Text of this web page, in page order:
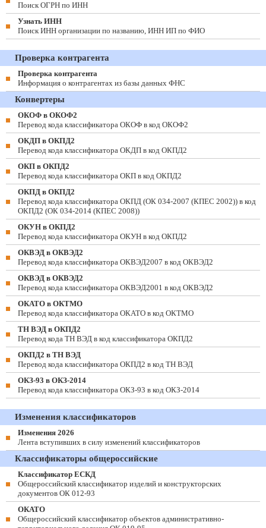
Поиск ОГРН по ИНН
Узнать ИНН
Поиск ИНН организации по названию, ИНН ИП по ФИО
Проверка контрагента
Проверка контрагента
Информация о контрагентах из базы данных ФНС
Конвертеры
ОКОФ в ОКОФ2
Перевод кода классификатора ОКОФ в код ОКОФ2
ОКДП в ОКПД2
Перевод кода классификатора ОКДП в код ОКПД2
ОКП в ОКПД2
Перевод кода классификатора ОКП в код ОКПД2
ОКПД в ОКПД2
Перевод кода классификатора ОКПД (ОК 034-2007 (КПЕС 2002)) в код
ОКПД2 (ОК 034-2014 (КПЕС 2008))
ОКУН в ОКПД2
Перевод кода классификатора ОКУН в код ОКПД2
ОКВЭД в ОКВЭД2
Перевод кода классификатора ОКВЭД2007 в код ОКВЭД2
ОКВЭД в ОКВЭД2
Перевод кода классификатора ОКВЭД2001 в код ОКВЭД2
ОКАТО в ОКТМО
Перевод кода классификатора ОКАТО в код ОКТМО
ТН ВЭД в ОКПД2
Перевод кода ТН ВЭД в код классификатора ОКПД2
ОКПД2 в ТН ВЭД
Перевод кода классификатора ОКПД2 в код ТН ВЭД
ОКЗ-93 в ОКЗ-2014
Перевод кода классификатора ОКЗ-93 в код ОКЗ-2014
Изменения классификаторов
Изменения 2026
Лента вступивших в силу изменений классификаторов
Классификаторы общероссийские
Классификатор ЕСКД
Общероссийский классификатор изделий и конструкторских
документов ОК 012-93
ОКАТО
Общероссийский классификатор объектов административно-